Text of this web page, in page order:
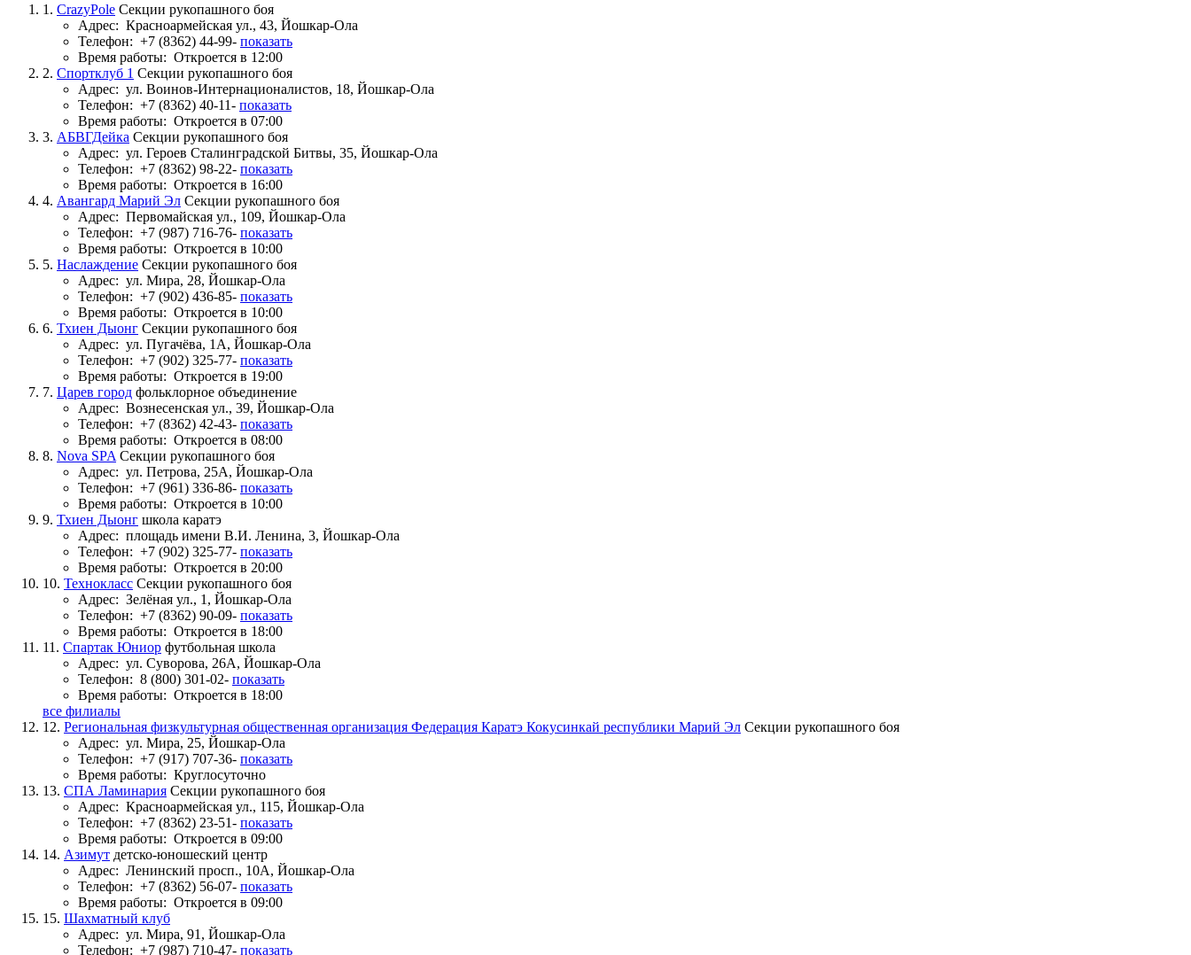
1. CrazyPole Секции рукопашного боя
Адрес: Красноармейская ул., 43, Йошкар-Ола
Телефон: +7 (8362) 44-99- показать
Время работы: Откроется в 12:00
2. Спортклуб 1 Секции рукопашного боя
Адрес: ул. Воинов-Интернационалистов, 18, Йошкар-Ола
Телефон: +7 (8362) 40-11- показать
Время работы: Откроется в 07:00
3. АБВГДейка Секции рукопашного боя
Адрес: ул. Героев Сталинградской Битвы, 35, Йошкар-Ола
Телефон: +7 (8362) 98-22- показать
Время работы: Откроется в 16:00
4. Авангард Марий Эл Секции рукопашного боя
Адрес: Первомайская ул., 109, Йошкар-Ола
Телефон: +7 (987) 716-76- показать
Время работы: Откроется в 10:00
5. Наслаждение Секции рукопашного боя
Адрес: ул. Мира, 28, Йошкар-Ола
Телефон: +7 (902) 436-85- показать
Время работы: Откроется в 10:00
6. Тхиен Дыонг Секции рукопашного боя
Адрес: ул. Пугачёва, 1А, Йошкар-Ола
Телефон: +7 (902) 325-77- показать
Время работы: Откроется в 19:00
7. Царев город фольклорное объединение
Адрес: Вознесенская ул., 39, Йошкар-Ола
Телефон: +7 (8362) 42-43- показать
Время работы: Откроется в 08:00
8. Nova SPA Секции рукопашного боя
Адрес: ул. Петрова, 25А, Йошкар-Ола
Телефон: +7 (961) 336-86- показать
Время работы: Откроется в 10:00
9. Тхиен Дыонг школа каратэ
Адрес: площадь имени В.И. Ленина, 3, Йошкар-Ола
Телефон: +7 (902) 325-77- показать
Время работы: Откроется в 20:00
10. Технокласс Секции рукопашного боя
Адрес: Зелёная ул., 1, Йошкар-Ола
Телефон: +7 (8362) 90-09- показать
Время работы: Откроется в 18:00
11. Спартак Юниор футбольная школа
Адрес: ул. Суворова, 26А, Йошкар-Ола
Телефон: 8 (800) 301-02- показать
Время работы: Откроется в 18:00
все филиалы
12. Региональная физкультурная общественная организация Федерация Каратэ Кокусинкай республики Марий Эл Секции рукопашного боя
Адрес: ул. Мира, 25, Йошкар-Ола
Телефон: +7 (917) 707-36- показать
Время работы: Круглосуточно
13. СПА Ламинария Секции рукопашного боя
Адрес: Красноармейская ул., 115, Йошкар-Ола
Телефон: +7 (8362) 23-51- показать
Время работы: Откроется в 09:00
14. Азимут детско-юношеский центр
Адрес: Ленинский просп., 10А, Йошкар-Ола
Телефон: +7 (8362) 56-07- показать
Время работы: Откроется в 09:00
15. Шахматный клуб
Адрес: ул. Мира, 91, Йошкар-Ола
Телефон: +7 (987) 710-47- показать